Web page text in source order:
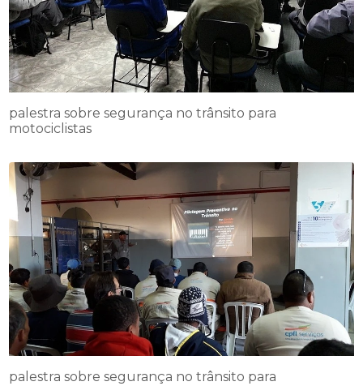
palestra sobre segurança no trânsito para
motociclistas
palestra sobre segurança no trânsito para